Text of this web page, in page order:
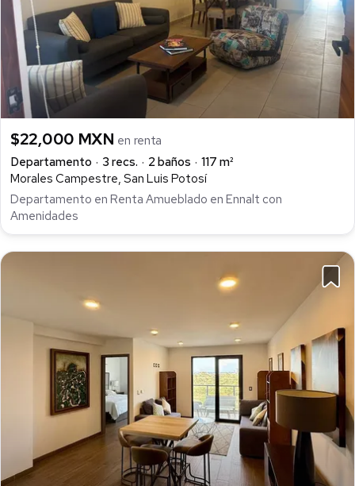
$22,000 MXN en renta
Departamento
3 recs. 2 baños
117 m²
Morales Campestre, San Luis Potosí
Departamento en Renta Amueblado en Ennalt con
Amenidades